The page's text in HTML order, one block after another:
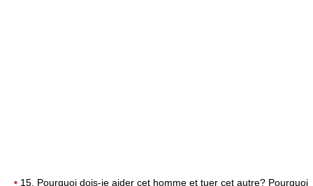
• 15. Pourquoi dois-je aider cet homme et tuer cet autre? Pourquoi